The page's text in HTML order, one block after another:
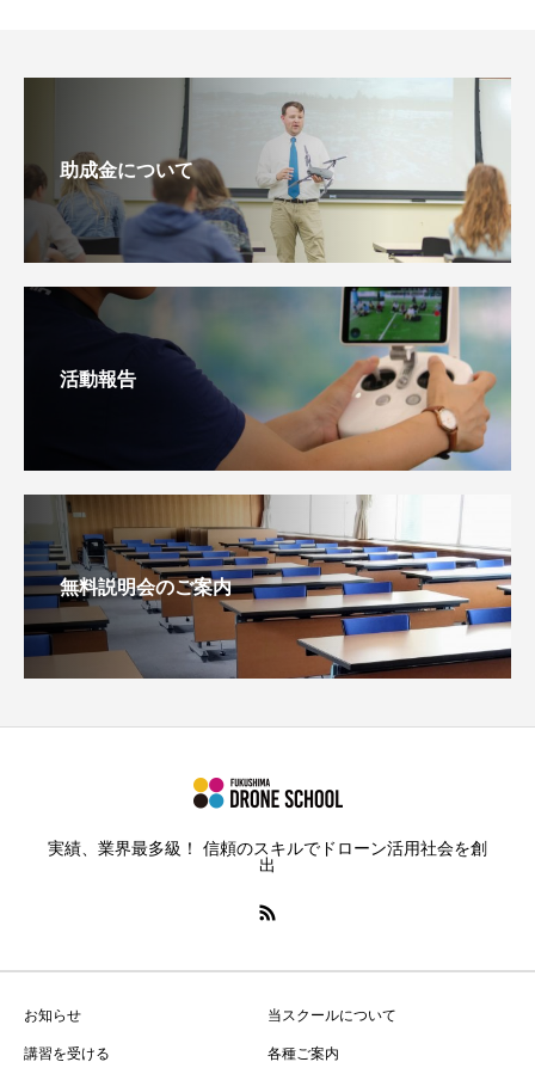
助成金について
活動報告
無料説明会のご案内
実績、業界最多級！ 信頼のスキルでドローン活用社会を創
出
お知らせ
当スクールについて
講習を受ける
各種ご案内